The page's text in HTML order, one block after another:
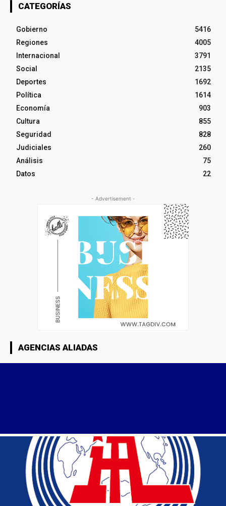
CATEGORÍAS
Gobierno
5416
Regiones
4005
Internacional
3791
Social
2135
Deportes
1692
Política
1614
Economía
903
Cultura
855
Seguridad
828
Judiciales
260
Análisis
75
Datos
22
- Advertisement -
AGENCIAS ALIADAS